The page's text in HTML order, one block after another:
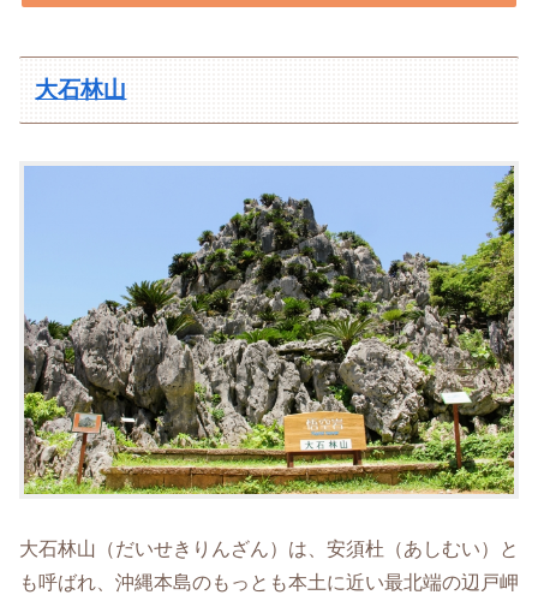
大石林山
大石林山（だいせきりんざん）は、安須杜（あしむい）と
も呼ばれ、沖縄本島のもっとも本土に近い最北端の辺戸岬